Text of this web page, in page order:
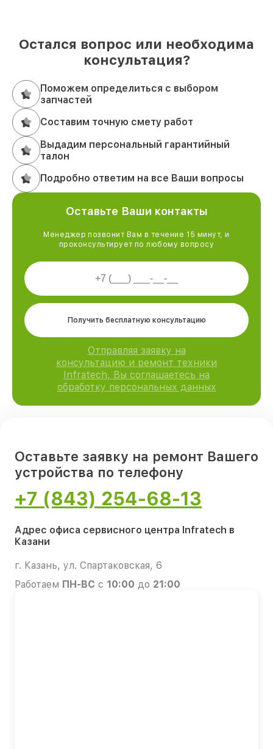
Остался вопрос или необходима
консультация?
Поможем определиться с выбором
запчастей
Составим точную смету работ
Выдадим персональный гарантийный
талон
Подробно ответим на все Ваши вопросы
Оставьте Ваши контакты
Менеджер позвонит Вам в течение 15 минут, и
проконсультирует по любому вопросу
Получить бесплатную консультацию
Отправляя заявку на
консультацию и ремонт техники
Infratech, Вы соглашаетесь на
обработку персональных данных
Оставьте заявку на ремонт Вашего
устройства по телефону
+7 (843) 254-68-13
Адрес офиса сервисного центра Infratech в
Казани
г. Казань, ул. Спартаковская, 6
Работаем ПН-ВС с 10:00 до 21:00